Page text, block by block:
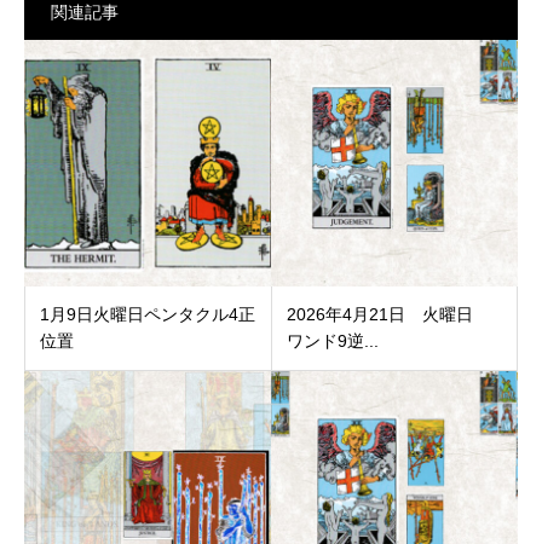
関連記事
1月9日火曜日ペンタクル4正
位置
2026年4月21日 火曜日
ワンド9逆...